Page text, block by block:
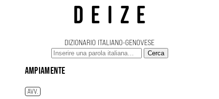
DEIZE
DIZIONARIO ITALIANO-GENOVESE
Cerca
ampiamente
AVV.